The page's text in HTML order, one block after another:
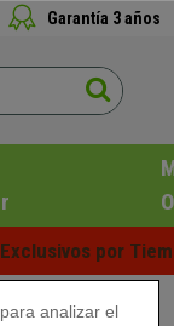
Garantía 3 años
por
analizar el